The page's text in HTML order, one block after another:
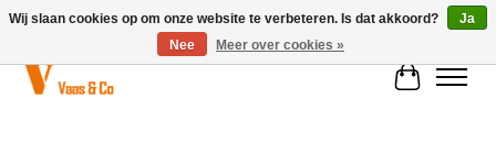
Wij slaan cookies op om onze website te verbeteren. Is dat akkoord?
Ja
Nee
Meer over cookies »